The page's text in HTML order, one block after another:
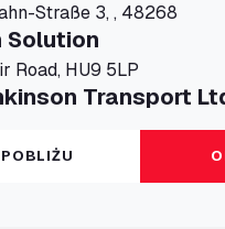
Otto-Hahn-Straße 3, , 48268
Solution
Road, HU9 5LP
Transport
House, ME11 5GA
- Depot
7, 41334